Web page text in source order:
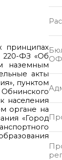
принципах
220-ФЗ «Об
наземным
акты
пунктом
населения
органе на
«Город